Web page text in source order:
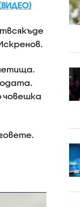
човешка